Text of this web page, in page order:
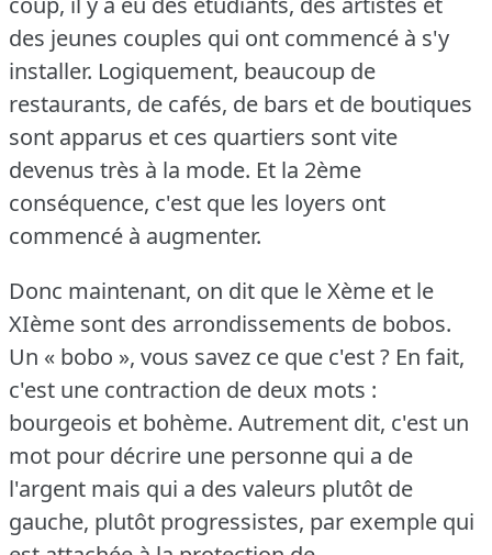
des jeunes couples qui ont commencé à s'y
installer. Logiquement, beaucoup de
restaurants, de cafés, de bars et de boutiques
sont apparus et ces quartiers sont vite
devenus très à la mode. Et la 2ème
conséquence, c'est que les loyers ont
commencé à augmenter.
Donc maintenant, on dit que le Xème et le
XIème sont des arrondissements de bobos.
Un « bobo », vous savez ce que c'est ? En fait,
c'est une contraction de deux mots :
bourgeois et bohème. Autrement dit, c'est un
mot pour décrire une personne qui a de
l'argent mais qui a des valeurs plutôt de
gauche, plutôt progressistes, par exemple qui